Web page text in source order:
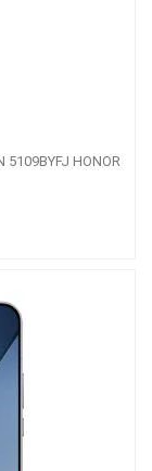
5109BYFJ HONOR